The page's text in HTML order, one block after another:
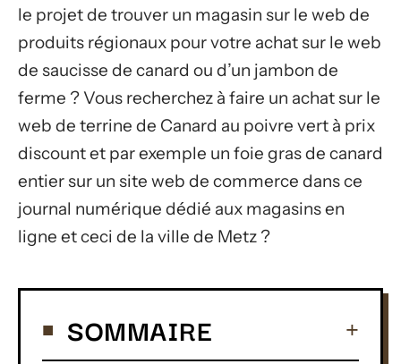
le projet de trouver un magasin sur le web de
produits régionaux pour votre achat sur le web
de saucisse de canard ou d’un jambon de
ferme ? Vous recherchez à faire un achat sur le
web de terrine de Canard au poivre vert à prix
discount et par exemple un foie gras de canard
entier sur un site web de commerce dans ce
journal numérique dédié aux magasins en
ligne et ceci de la ville de Metz ?
SOMMAIRE